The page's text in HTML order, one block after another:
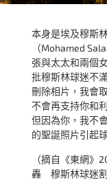
本身是埃及穆斯
（Mohamed
張與太太和兩個
批穆斯林球迷不
刪除相片，我會
不會再支持你和
但因為你，我不
的聖誕照片引起
（摘自《東網》
轟 穆斯林球迷割